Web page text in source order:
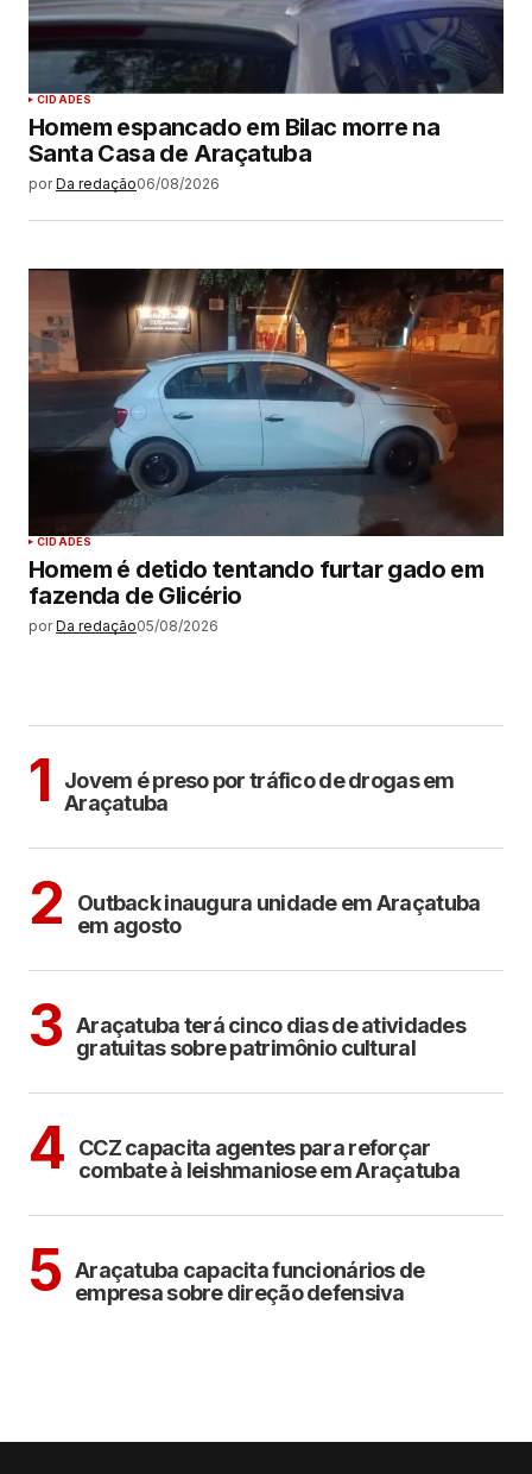
CIDADES
Homem espancado em Bilac morre na
Santa Casa de Araçatuba
por Da redação06/08/2026
CIDADES
Homem é detido tentando furtar gado em
fazenda de Glicério
por Da redação05/08/2026
1
Jovem é preso por tráfico de drogas em
Araçatuba
2
Outback inaugura unidade em Araçatuba
em agosto
3 Araçatuba terá cinco dias de atividades
gratuitas sobre patrimônio cultural
4
CCZ capacita agentes para reforçar
combate à leishmaniose em Araçatuba
5 Araçatuba capacita funcionários de
empresa sobre direção defensiva